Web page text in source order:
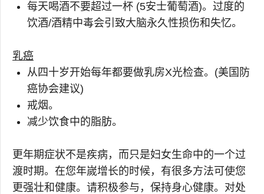
每天喝酒不要超过一杯 (5安士葡萄酒)。过度的
饮酒/酒精中毒会引致大脑永久性损伤和失忆。
乳癌
从四十岁开始每年都要做乳房X光检查。(美国防
癌协会建议)
戒烟。
减少饮食中的脂肪。
更年期症状不是疾病，而只是妇女生命中的一个过
渡时期。在您年嵗增长的时候，有很多方法可使您
更强壮和健康。请积极参与，保持身心健康。对处